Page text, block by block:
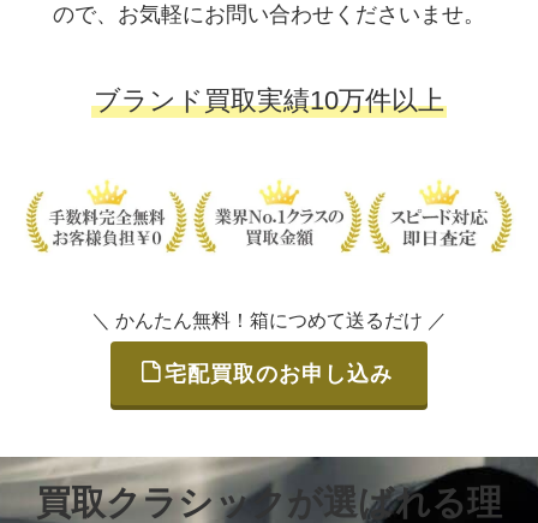
ので、お気軽にお問い合わせくださいませ。
ブランド買取実績10万件以上
＼ かんたん無料！箱につめて送るだけ ／
宅配買取のお申し込み
買取クラシックが選ばれる理